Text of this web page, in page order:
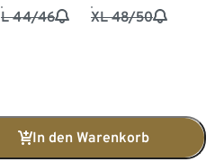
L 44/46 XL 48/50
In den Warenkorb